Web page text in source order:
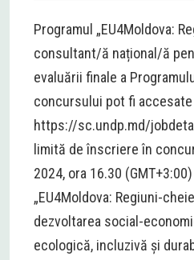
Programul „EU4Moldova:
consultant/ă național/ă
evaluării finale a
concursului pot fi
https://sc.undp.md/
limită de înscriere în
2024, ora 16.30
„EU4Moldova: Regiuni-
dezvoltarea social-
ecologică, incluzivă și